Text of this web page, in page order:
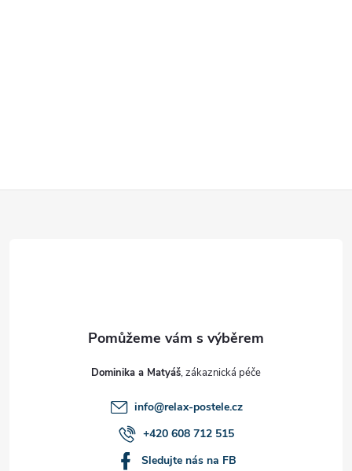
Dominika a Matyáš
info@relax-postele.cz
+420 608 712 515
Sledujte nás na FB